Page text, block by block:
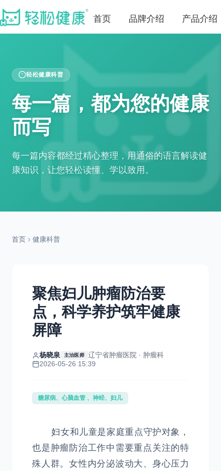
首页 品牌介绍 产品介绍
轻松健康科普
每一篇，都为您的健康
而写
每一篇内容都经过精心整理，用通俗的语言解读健
康知识，让您轻松读懂、学以致用。
首页 健康科普
聚焦妇儿肿瘤防治要
点，科学养护筑牢健康
屏障
杨晓泉 主治医师
辽宁省肿瘤医院 · 肿瘤科
2026-05-26 15:39
糖尿病、心脑血管 、神经、妇儿
妇女和儿童是家庭重点守护对象，
也是肿瘤防治工作中需要重点关注的特
殊人群。女性内分泌波动大、身心压力